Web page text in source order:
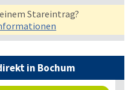
Stareintrag?
in Bochum